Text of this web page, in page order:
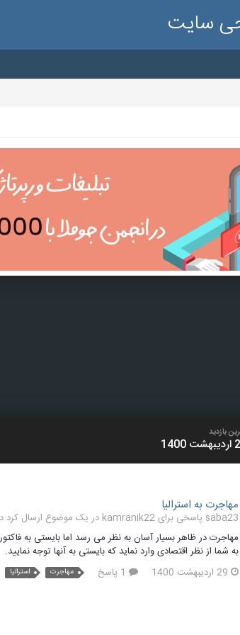
سایت
بازدید
مهاجرت به استرالیا
saba23 پاسخی برای kamranik22 در یک موضوع ارسال کرد در
مهاجرت در ظاهر بسیار آسان به نظر می رسد اما بایستی به
به شما از نظر اقتصادی وارد نماید که بایستی به آنها توجه نمایید.
29 اردیبهشت 1400
مهاجرت استرالیا